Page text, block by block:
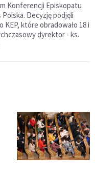
Konferencji Episkopatu
Decyzję podjęli
które obradowało 18 i
dyrektor - ks.